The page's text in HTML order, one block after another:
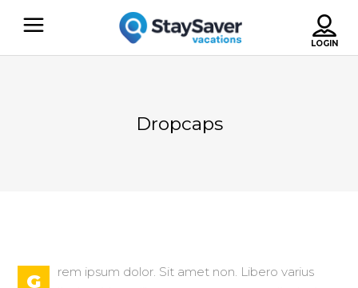
Dropcaps
G
rem ipsum dolor. Sit amet non. Libero varius